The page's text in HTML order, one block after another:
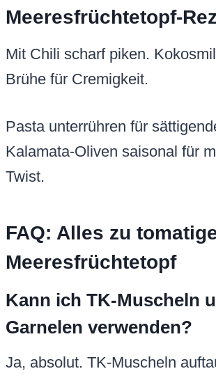
Meeresfrüchtetopf-
Mit Chili scharf piken.
Brühe für Cremigkeit.
Pasta unterrühren für
Kalamata-Oliven saisonal für
Twist.
FAQ: Alles zu
Meeresfrüchtetopf
Kann ich TK-Muscheln
Garnelen verwenden?
Ja, absolut. TK-Muscheln